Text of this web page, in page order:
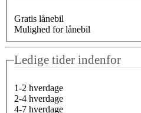
Gratis lånebil
Mulighed for lånebil
Ledige tider indenfor
1-2 hverdage
2-4 hverdage
4-7 hverdage